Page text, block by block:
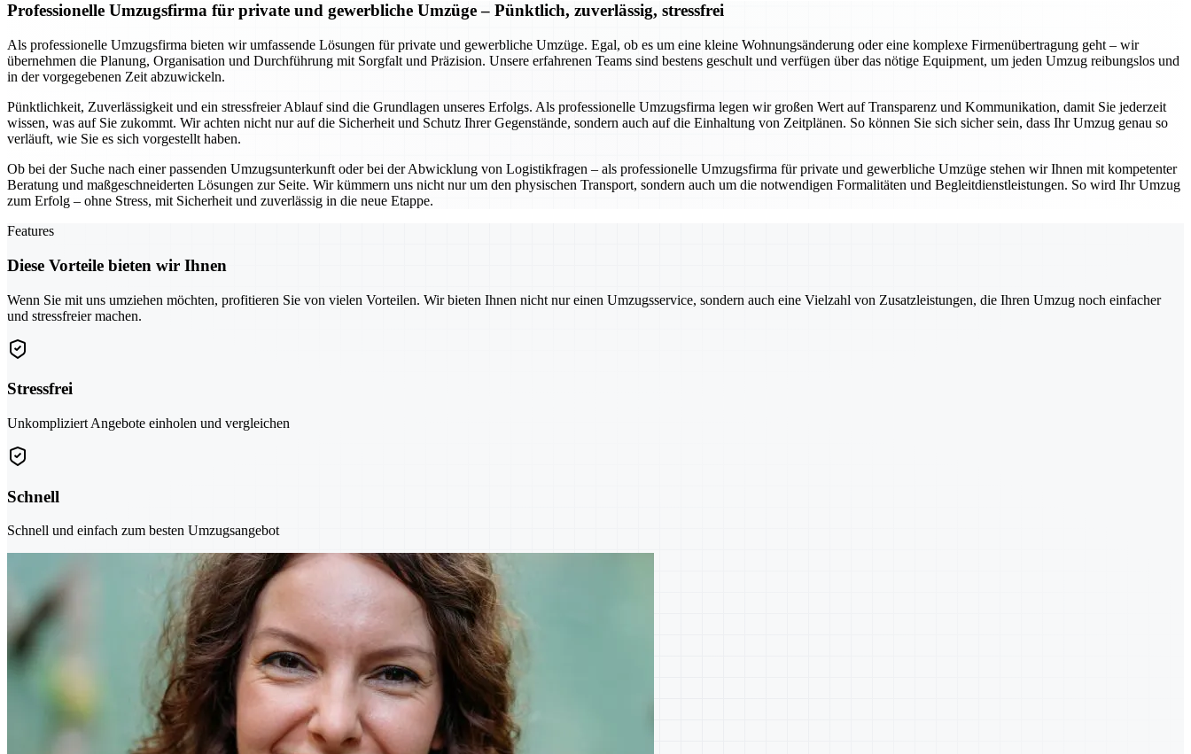
Professionelle Umzugsfirma für private und gewerbliche Umzüge – Pünktlich, zuverlässig, stressfrei
Als professionelle Umzugsfirma bieten wir umfassende Lösungen für private und gewerbliche Umzüge. Egal, ob es um eine kleine Wohnungsänderung oder eine komplexe Firmenübertragung geht – wir
übernehmen die Planung, Organisation und Durchführung mit Sorgfalt und Präzision. Unsere erfahrenen Teams sind bestens geschult und verfügen über das nötige Equipment, um jeden Umzug reibungslos und
in der vorgegebenen Zeit abzuwickeln.
Pünktlichkeit, Zuverlässigkeit und ein stressfreier Ablauf sind die Grundlagen unseres Erfolgs. Als professionelle Umzugsfirma legen wir großen Wert auf Transparenz und Kommunikation, damit Sie jederzeit
wissen, was auf Sie zukommt. Wir achten nicht nur auf die Sicherheit und Schutz Ihrer Gegenstände, sondern auch auf die Einhaltung von Zeitplänen. So können Sie sich sicher sein, dass Ihr Umzug genau so
verläuft, wie Sie es sich vorgestellt haben.
Ob bei der Suche nach einer passenden Umzugsunterkunft oder bei der Abwicklung von Logistikfragen – als professionelle Umzugsfirma für private und gewerbliche Umzüge stehen wir Ihnen mit kompetenter
Beratung und maßgeschneiderten Lösungen zur Seite. Wir kümmern uns nicht nur um den physischen Transport, sondern auch um die notwendigen Formalitäten und Begleitdienstleistungen. So wird Ihr Umzug
zum Erfolg – ohne Stress, mit Sicherheit und zuverlässig in die neue Etappe.
Features
Diese Vorteile bieten wir Ihnen
Wenn Sie mit uns umziehen möchten, profitieren Sie von vielen Vorteilen. Wir bieten Ihnen nicht nur einen Umzugsservice, sondern auch eine Vielzahl von Zusatzleistungen, die Ihren Umzug noch einfacher
und stressfreier machen.
Stressfrei
Unkompliziert Angebote einholen und vergleichen
Schnell
Schnell und einfach zum besten Umzugsangebot